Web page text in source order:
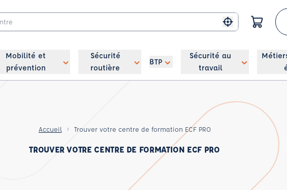
Me
Mobilité et
prévention
Sécurité
routière
BTP
Sécurité au
travail
Accueil Trouver votre centre de formation ECF PRO
TROUVER VOTRE CENTRE DE FORMATION ECF PRO